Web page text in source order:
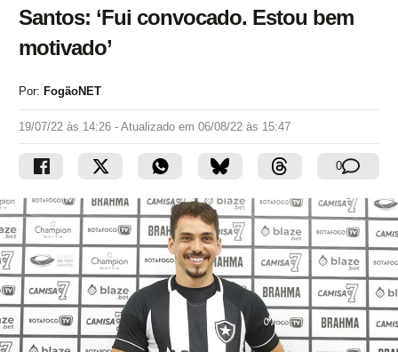
Santos: ‘Fui convocado. Estou bem
motivado’
Por: FogãoNET
19/07/22 às 14:26 - Atualizado em 06/08/22 às 15:47
0